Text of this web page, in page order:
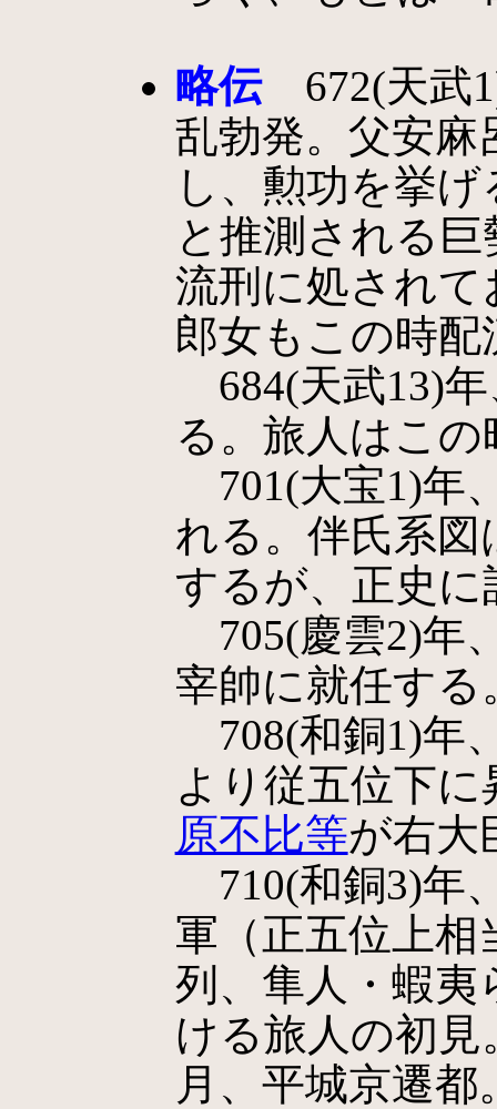
略伝672(天武
乱勃発。父安麻
し、勲功を挙
と推測される
流刑に処され
郎女もこの時
684(天武13)
る。旅人はこの
701(大宝1)年
れる。伴氏系図
するが、正史に
705(慶雲2)年
宰帥に就任する
708(和銅1)年
より従五位下
原不比等が右大
710(和銅3)年
軍（正五位上相
列、隼人・蝦夷
ける旅人の初見
月、平城京遷